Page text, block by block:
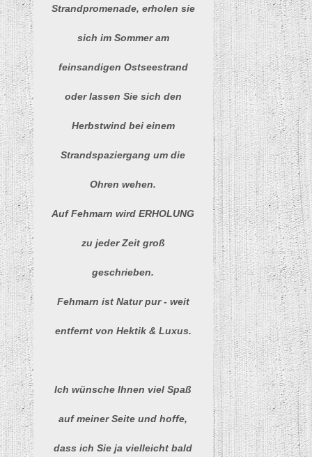
Strandpromenade, erholen sie
sich im Sommer am
feinsandigen Ostseestrand
oder lassen Sie sich den
Herbstwind bei einem
Strandspaziergang um die
Ohren wehen.
Auf Fehmarn wird ERHOLUNG
zu jeder Zeit groß
geschrieben.
Fehmarn ist Natur pur - weit
entfernt von Hektik & Luxus.
Ich wünsche Ihnen viel Spaß
auf meiner Seite und hoffe,
dass ich Sie ja vielleicht bald